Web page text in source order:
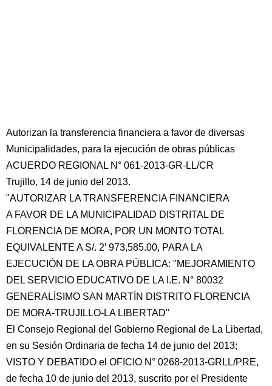
Autorizan la transferencia financiera a favor de diversas
Municipalidades, para la ejecución de obras públicas
ACUERDO REGIONAL N° 061-2013-GR-LL/CR
Trujillo, 14 de junio del 2013.
"AUTORIZAR LA TRANSFERENCIA FINANCIERA
A FAVOR DE LA MUNICIPALIDAD DISTRITAL DE
FLORENCIA DE MORA, POR UN MONTO TOTAL
EQUIVALENTE A S/. 2’ 973,585.00, PARA LA
EJECUCIÓN DE LA OBRA PÚBLICA: "MEJORAMIENTO
DEL SERVICIO EDUCATIVO DE LA I.E. N° 80032
GENERALÍSIMO SAN MARTÍN DISTRITO FLORENCIA
DE MORA-TRUJILLO-LA LIBERTAD"
El Consejo Regional del Gobierno Regional de La Libertad,
en su Sesión Ordinaria de fecha 14 de junio del 2013;
VISTO Y DEBATIDO el OFICIO N° 0268-2013-GRLL/PRE,
de fecha 10 de junio del 2013, suscrito por el Presidente